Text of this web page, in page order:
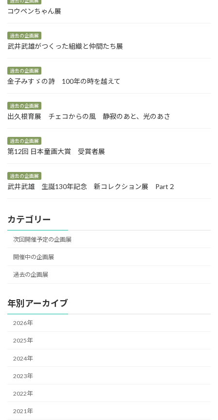
コウペンちゃん展
過去の企画展
武井武雄がつくった組織と仲間たち展
過去の企画展
金子みすゞの詩 100年の時を越えて
過去の企画展
出久根育展 チェコからの風 静寂のあと、光のあさ
過去の企画展
第12回 日本童画大賞 受賞者展
過去の企画展
武井武雄 生誕130年記念 新コレクション展 Part２
カテゴリー
次回開催予定の企画展
開催中の企画展
過去の企画展
年別アーカイブ
2026年
2025年
2024年
2023年
2022年
2021年